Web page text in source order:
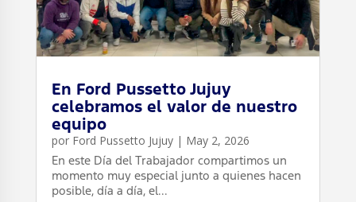
En Ford Pussetto Jujuy
celebramos el valor de nuestro
equipo
por Ford Pussetto Jujuy| May 2, 2026
En este Día del Trabajador compartimos un
momento muy especial junto a quienes hacen
posible, día a día, el...